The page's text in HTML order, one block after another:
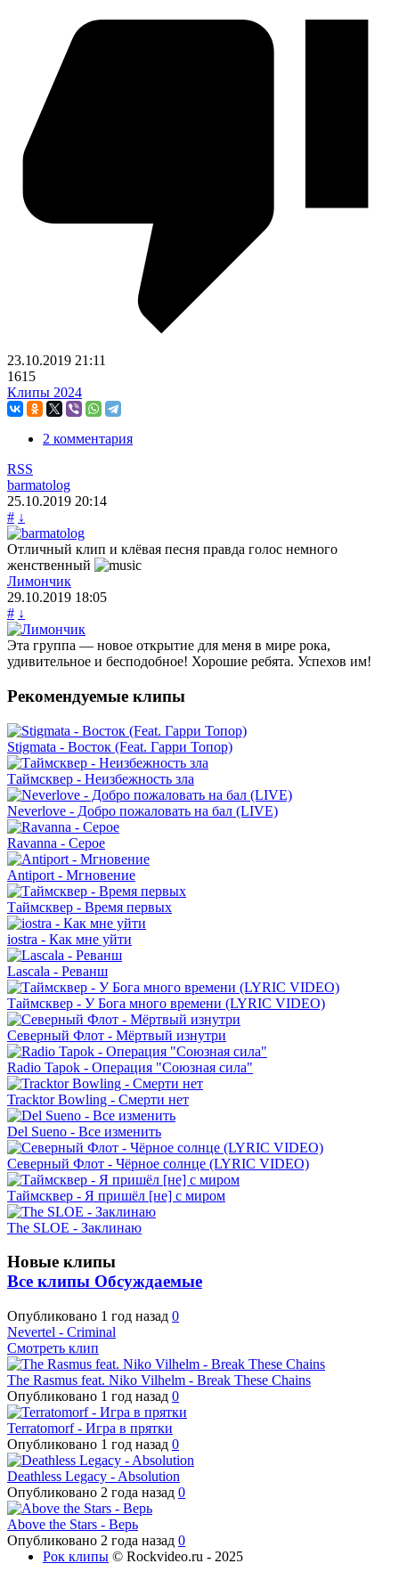
23.10.2019 21:11
1615
Клипы 2024
2 комментария
RSS
barmatolog
25.10.2019 20:14
# ↓
Отличный клип и клёвая песня правда голос немного
женственный
Лимончик
29.10.2019 18:05
# ↓
Эта группа — новое открытие для меня в мире рока,
удивительное и бесподобное! Хорошие ребята. Успехов им!
Рекомендуемые клипы
Stigmata - Восток (Feat. Гарри Топор)
Таймсквер - Неизбежность зла
Neverlove - Добро пожаловать на бал (LIVE)
Ravanna - Серое
Antiport - Мгновение
Таймсквер - Время первых
iostra - Как мне уйти
Lascala - Реванш
Таймсквер - У Бога много времени (LYRIC VIDEO)
Северный Флот - Мёртвый изнутри
Radio Tapok - Операция "Союзная сила"
Tracktor Bowling - Смерти нет
Del Sueno - Все изменить
Северный Флот - Чёрное солнце (LYRIC VIDEO)
Таймсквер - Я пришёл [не] с миром
The SLOE - Заклинаю
Новые клипы
Все клипы Обсуждаемые
Опубликовано 1 год назад 0
Nevertel - Criminal
Смотреть клип
The Rasmus feat. Niko Vilhelm - Break These Chains
Опубликовано 1 год назад 0
Terratomorf - Игра в прятки
Опубликовано 1 год назад 0
Deathless Legacy - Absolution
Опубликовано 2 года назад 0
Above the Stars - Верь
Опубликовано 2 года назад 0
Рок клипы © Rockvideo.ru - 2025